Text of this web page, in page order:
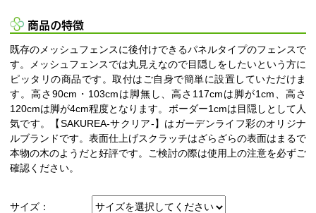
商品の特徴
既存のメッシュフェンスに後付けできるパネルタイプのフェンスで
す。メッシュフェンスでは丸見えなので目隠しをしたいという方に
ピッタリの商品です。取付はご自身で簡単に設置していただけま
す。高さ90cm・103cmは脚無し、高さ117cmは脚が1cm、高さ
120cmは脚が4cm程度となります。ボーダー1cmは目隠しとして人
気です。【SAKUREA-サクリア-】はガーデンライフ彩のオリジナ
ルブランドです。表面仕上げスクラッチはざらざらの表面はまるで
本物の木のようだと好評です。ご検討の際は使用上の注意を必ずご
確認ください。
サイズ：